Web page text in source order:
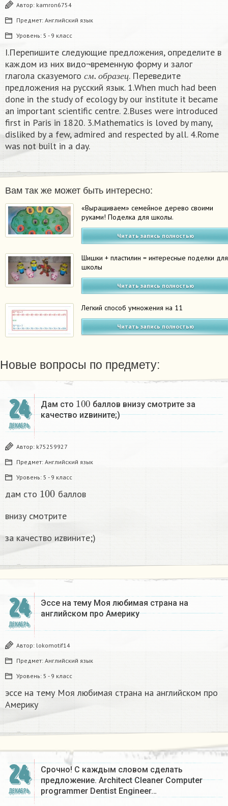
Автор: kamron6754
Предмет: Английский язык
Уровень: 5 - 9 класс
I.Перепишите следующие предложения, определите в
каждом из них видо¬временную форму и залог
глагола сказуемого
см о бразе ц
см.образец
. Переведите
предложения на русский язык. 1.When much had been
done in the study of ecology by our institute it became
an important scientific centre. 2.Buses were introduced
first in Paris in 1820. 3.Mathematics is loved by many,
disliked by a few, admired and respected by all. 4.Rome
was not built in a day.
Вам так же может быть интересно:
«Выращиваем» семейное дерево своими
руками! Поделка для школы.
Читать запись полностью
Шишки + пластилин = интересные поделки для
школы
Читать запись полностью
Легкий способ умножения на 11
Читать запись полностью
Новые вопросы по предмету:
24
ДЕКАБРЬ
Дам сто
100
баллов внизу смотрите за
качество иzвините;)
Автор: k75259927
Предмет: Английский язык
Уровень: 5 - 9 класс
дам сто
100
баллов
внизу смотрите
за качество иzвините;)
24
ДЕКАБРЬ
Эссе на тему Моя любимая страна на
английском про Америку​
Автор: lokomotif14
Предмет: Английский язык
Уровень: 5 - 9 класс
эссе на тему Моя любимая страна на английском про
Америку​
24
ДЕКАБРЬ
Срочно! С каждым словом сделать
предложение. Architect Cleaner Computer
programmer Dentist Engineer…